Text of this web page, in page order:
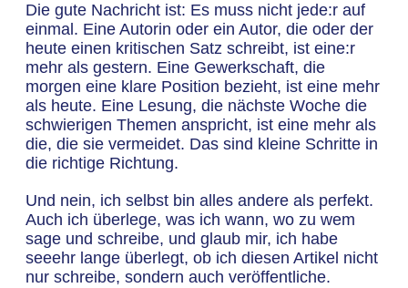
Die gute Nachricht ist: Es muss nicht jede:r auf
einmal. Eine Autorin oder ein Autor, die oder der
heute einen kritischen Satz schreibt, ist eine:r
mehr als gestern. Eine Gewerkschaft, die
morgen eine klare Position bezieht, ist eine mehr
als heute. Eine Lesung, die nächste Woche die
schwierigen Themen anspricht, ist eine mehr als
die, die sie vermeidet. Das sind kleine Schritte in
die richtige Richtung.
Und nein, ich selbst bin alles andere als perfekt.
Auch ich überlege, was ich wann, wo zu wem
sage und schreibe, und glaub mir, ich habe
seeehr lange überlegt, ob ich diesen Artikel nicht
nur schreibe, sondern auch veröffentliche.